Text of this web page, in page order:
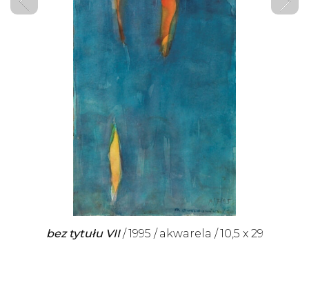
bez tytułu VII 1995 akwarela 10,5 x 29